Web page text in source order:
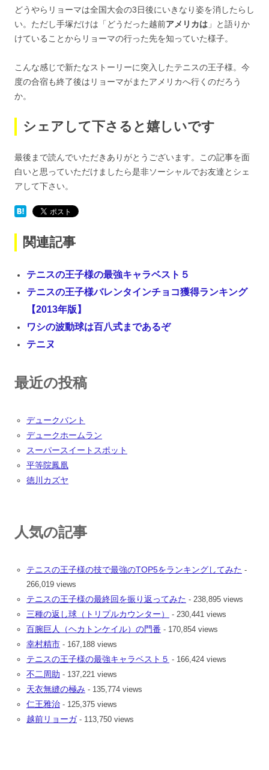
どうやらリョーマは全国大会の3日後にいきなり姿を消したらし
い。ただし手塚だけは「どうだった越前アメリカは 」と語りか
けていることからリョーマの行った先を知っていた様子。
こんな感じで新たなストーリーに突入したテニスの王子様。今
度の合宿も終了後はリョーマがまたアメリカへ行くのだろう
か。
シェアして下さると嬉しいです
最後まで読んでいただきありがとうございます。この記事を面
白いと思っていただけましたら是非ソーシャルでお友達とシェ
アして下さい。
関連記事
テニスの王子様の最強キャラベスト５
テニスの王子様バレンタインチョコ獲得ランキング
【2013年版】
ワシの波動球は百八式まであるぞ
テニヌ
最近の投稿
デュークバント
デュークホームラン
スーパースイートスポット
平等院鳳凰
徳川カズヤ
人気の記事
テニスの王子様の技で最強のTOP5をランキングしてみた -
266,019 views
テニスの王子様の最終回を振り返ってみた - 238,895 views
三種の返し球（トリプルカウンター） - 230,441 views
百腕巨人（ヘカトンケイル）の門番 - 170,854 views
幸村精市 - 167,188 views
テニスの王子様の最強キャラベスト５ - 166,424 views
不二周助 - 137,221 views
天衣無縫の極み - 135,774 views
仁王雅治 - 125,375 views
越前リョーガ- 113,750 views